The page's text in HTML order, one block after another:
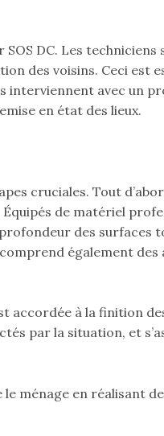
DC. Les
des voisins. Ceci est
avec un
en état des lieux.
cruciales. Tout
de matériel
des surfaces
également
à la finition
par la situation, et
le ménage en réalisant